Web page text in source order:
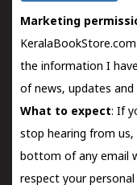
Marketing
the information I
of news, updates and
What to expect: If
stop hearing from us,
bottom of any email
respect your